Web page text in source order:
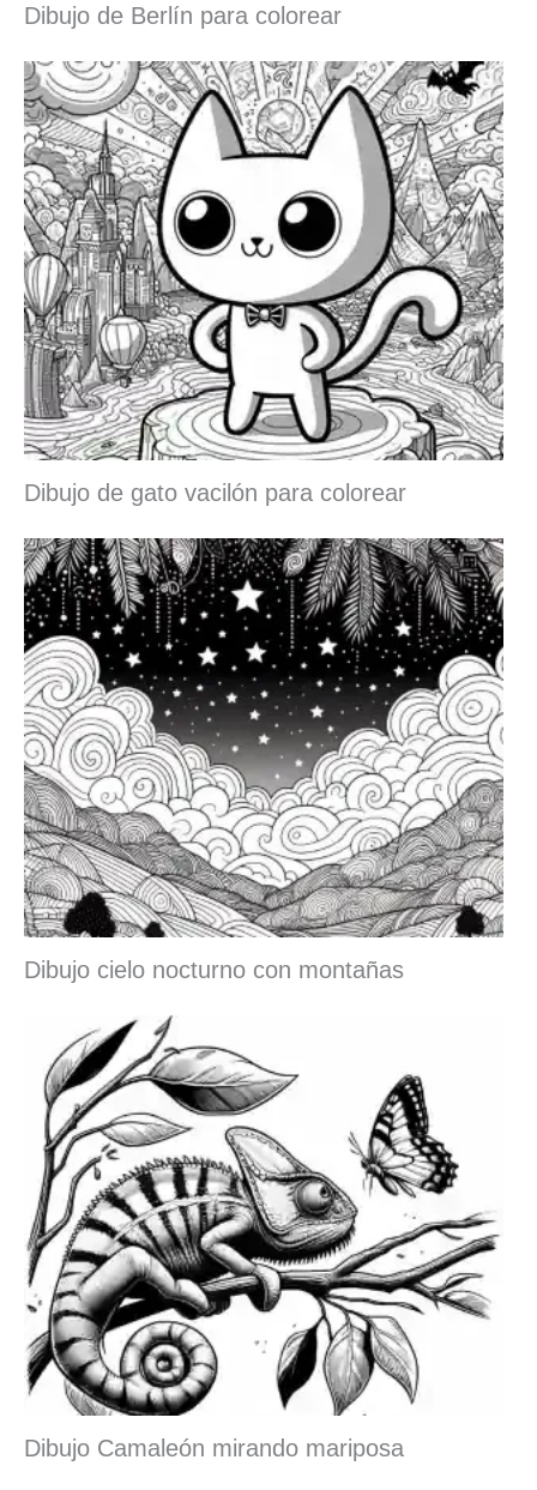
Dibujo de Berlín para colorear
Dibujo de gato vacilón para colorear
Dibujo cielo nocturno con montañas
Dibujo Camaleón mirando mariposa